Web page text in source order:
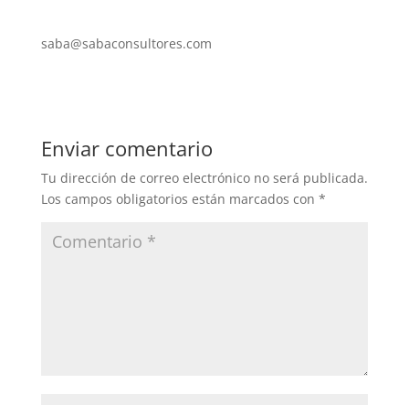
saba@sabaconsultores.com
Enviar comentario
Tu dirección de correo electrónico no será publicada.
Los campos obligatorios están marcados con *